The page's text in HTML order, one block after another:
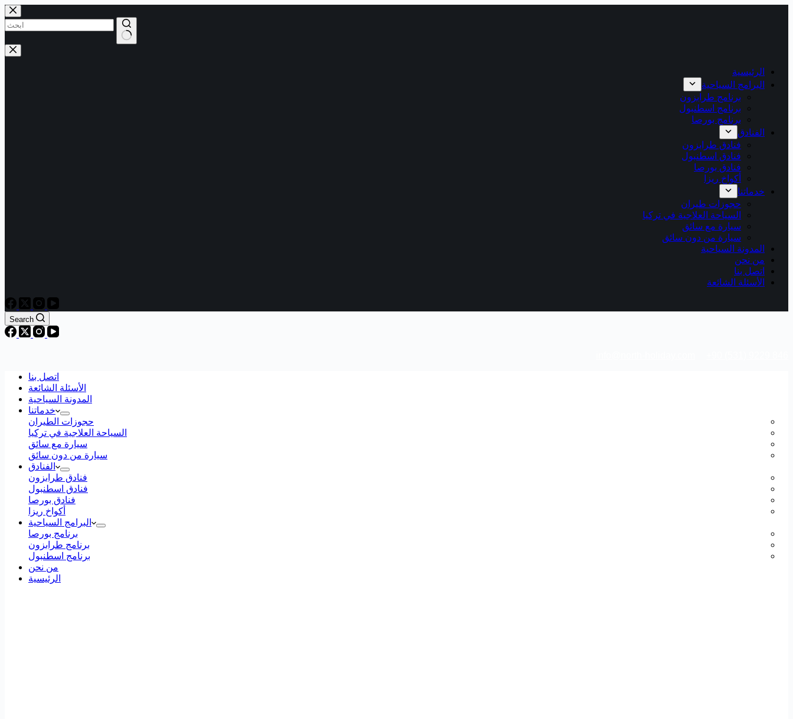
الرئيسية
البرامج السياحية
برنامج طرابزون
برنامج اسطنبول
برنامج بورصا
الفنادق
فنادق طرابزون
فنادق اسطنبول
فنادق بورصا
أكواخ ريزا
خدماتنا
حجوزات طيران
السياحة العلاجية في تركيا
سيارة مع سائق
سيارة من دون سائق
المدونة السياحية
من نحن
اتصل بنا
الأسئلة الشائعة
Search
اتصل بنا
الأسئلة الشائعة
المدونة السياحية
خدماتنا
حجوزات الطيران
السياحة العلاجية في تركيا
سيارة مع سائق
سيارة من دون سائق
الفنادق
فنادق طرابزون
فنادق اسطنبول
فنادق بورصا
أكواخ ريزا
البرامج السياحية
برنامج بورصا
برنامج طرابزون
برنامج اسطنبول
من نحن
الرئيسية